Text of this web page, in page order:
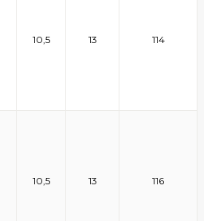
10,5 13 114
10,5 13 116